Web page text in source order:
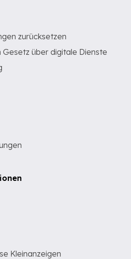
zurücksetzen
über digitale Dienste
Kleinanzeigen